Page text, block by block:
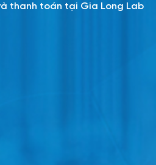
thanh toán tại Gia Long Lab